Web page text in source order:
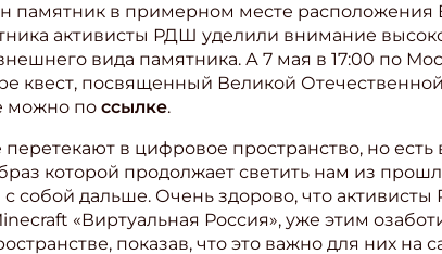
памятник в примерном месте расположения
активисты РДШ уделили внимание
вида памятника. А 7 мая в 17:00 по
квест, посвященный Великой
можно по ссылке.
в цифровое пространство, но
которой продолжает светить нам из
собой дальше. Очень здорово, что
«Виртуальная Россия», уже этим
показав, что это важно для них на